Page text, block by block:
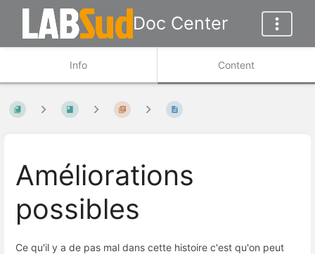
Doc Center
Info Content
Améliorations
possibles
Ce qu'il y a de pas mal dans cette histoire c'est qu'on peut